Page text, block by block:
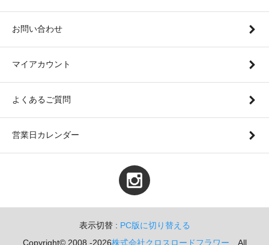
お問い合わせ
マイアカウント
よくあるご質問
営業日カレンダー
表示切替 : PC版に切り替える
Copyright© 2008 -2026株式会社クロスロードフラワー All